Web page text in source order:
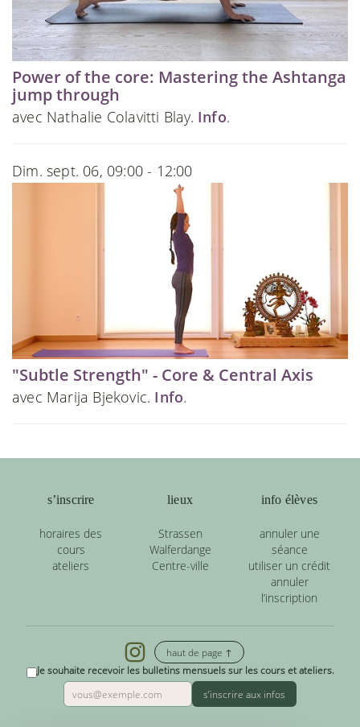
Power of the core: Mastering the Ashtanga
jump through
avec Nathalie Colavitti Blay. Info.
Dim. sept. 06, 09:00 - 12:00
"Subtle Strength" - Core & Central Axis
avec Marija Bjekovic. Info.
s’inscrire
horaires des
cours
ateliers
lieux
Strassen
Walferdange
Centre-ville
info élèves
annuler une
séance
utiliser un crédit
annuler
l’inscription
haut de page ↑
Je souhaite recevoir les bulletins mensuels sur les cours et ateliers.
s’inscrire aux infos